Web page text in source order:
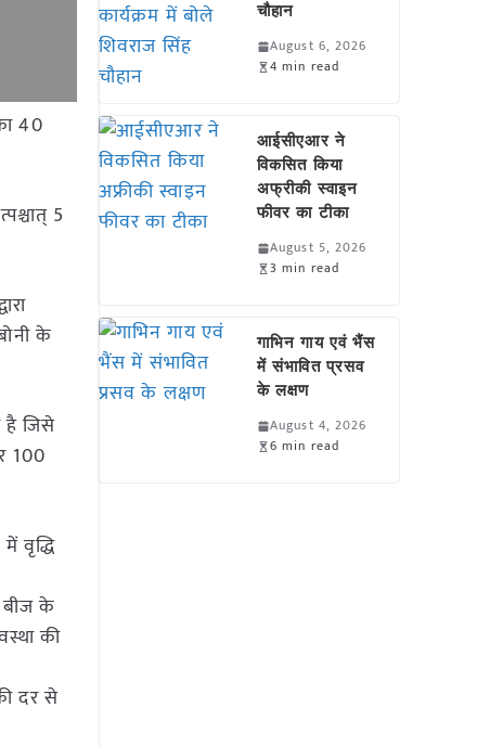
40
5
के
है जिसे
100
वृद्धि
बीज के
की
दर से
चौहान
August 6, 2026
4 min read
आईसीएआर ने
विकसित किया
अफ्रीकी स्वाइन
फीवर का टीका
August 5, 2026
3 min read
गाभिन गाय एवं भैंस
में संभावित प्रसव
के लक्षण
August 4, 2026
6 min read